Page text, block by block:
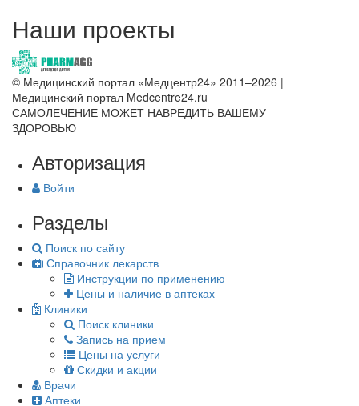
Наши проекты
© Медицинский портал «Медцентр24» 2011–2026 |
Медицинский портал Medcentre24.ru
САМОЛЕЧЕНИЕ МОЖЕТ НАВРЕДИТЬ ВАШЕМУ
ЗДОРОВЬЮ
Авторизация
Войти
Разделы
Поиск по сайту
Справочник лекарств
Инструкции по применению
Цены и наличие в аптеках
Клиники
Поиск клиники
Запись на прием
Цены на услуги
Скидки и акции
Врачи
Аптеки